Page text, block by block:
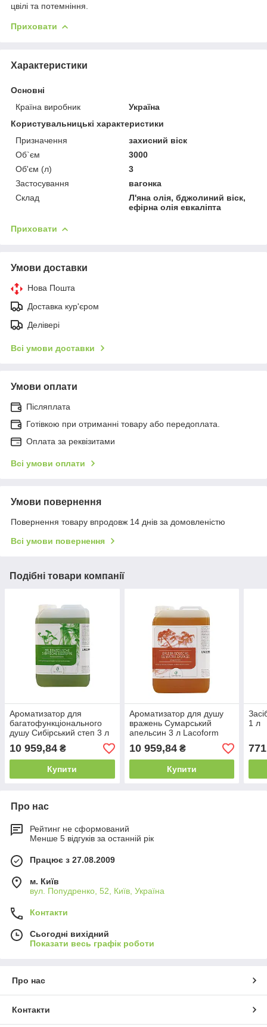
цвілі та потемніння.
Приховати
Характеристики
Основні
Країна виробник
Україна
Користувальницькі характеристики
Призначення
захисний віск
Об`єм
3000
Об'єм (л)
3
Застосування
вагонка
Склад
Л'яна олія, бджолиний віск,
ефірна олія евкаліпта
Приховати
Умови доставки
Нова Пошта
Доставка кур'єром
Делівері
Всі умови доставки
Умови оплати
Післяплата
Готівкою при отриманні товару або передоплата.
Оплата за реквізитами
Всі умови оплати
Умови повернення
Повернення товару впродовж 14 днів за домовленістю
Всі умови повернення
Подібні товари компанії
Ароматизатор для
багатофункціонального
душу Сибірський степ 3 л
Lacoform
10 959,84 ₴
Купити
Ароматизатор для душу
вражень Сумарський
апельсин 3 л Lacoform
10 959,84₴
Купити
1 л
Про нас
Рейтинг не сформований
Менше 5 відгуків за останній рік
Працює з 27.08.2009
м. Київ
вул. Попудренко, 52, Київ, Україна
Контакти
Сьогодні вихідний
Показати весь графік роботи
Про нас
Контакти